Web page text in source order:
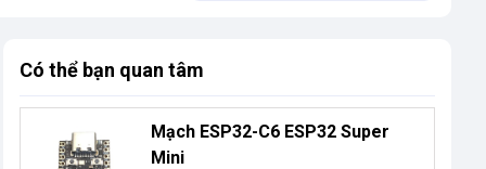
Có thể bạn quan tâm
Mạch ESP32-C6 ESP32 Super
Mini